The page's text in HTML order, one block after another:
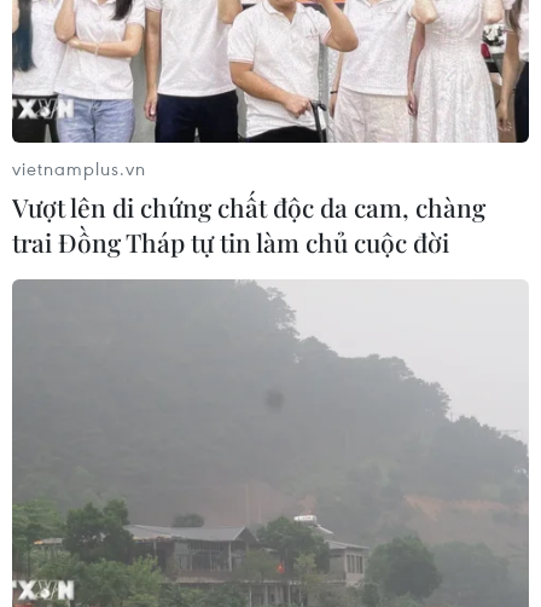
vietnamplus.vn
Vượt lên di chứng chất độc da cam, chàng
trai Đồng Tháp tự tin làm chủ cuộc đời